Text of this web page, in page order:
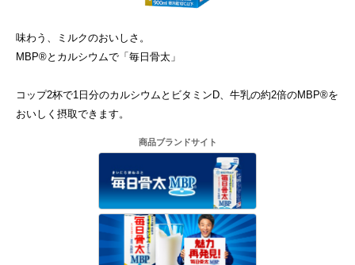
味わう、ミルクのおいしさ。
MBP®とカルシウムで「毎日骨太」
コップ2杯で1日分のカルシウムとビタミンD、牛乳の約2倍のMBP®を
おいしく摂取できます。
商品ブランドサイト